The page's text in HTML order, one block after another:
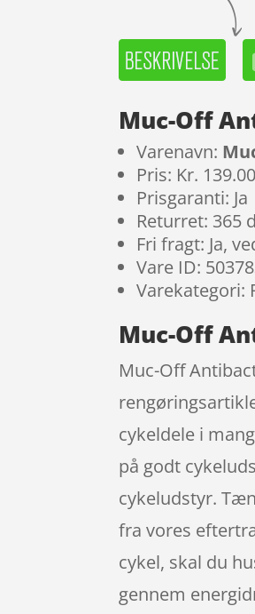
Muc-Off
Varenavn:
Pris: Kr. 139.00
Prisgaranti: Ja
Returret: 365
Fri fragt: Ja,
Vare ID:
Varekategori:
Muc-Off
Muc-Off
cykeldele i
på godt
cykeludstyr.
fra vores
cykel, skal du
gennem